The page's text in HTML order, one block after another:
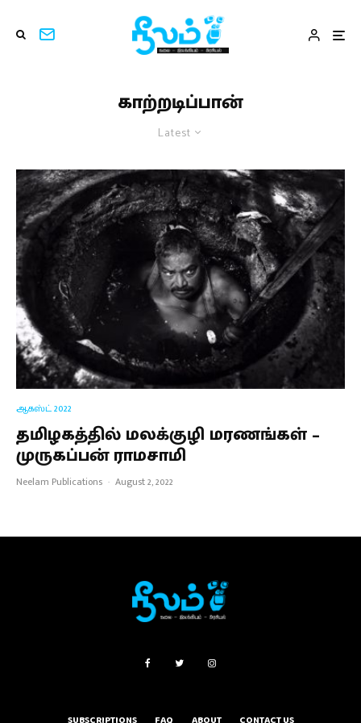
காற்றடிப்பான்
Latest
ஆகஸ்ட் 2022
தமிழகத்தில் மலக்குழி மரணங்கள் –
முருகப்பன் ராமசாமி
Neelam Publications · August 2, 2022